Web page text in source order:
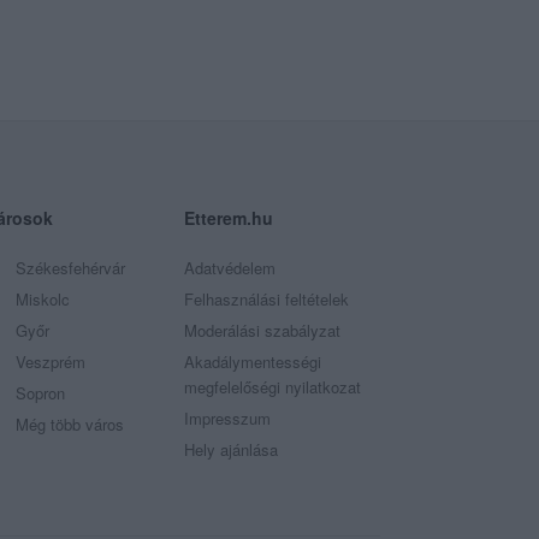
Székesfehérvár
Miskolc
Győr
Veszprém
Sopron
Még több város
Etterem.hu
Adatvédelem
Felhasználási feltételek
Moderálási szabályzat
Akadálymentességi
megfelelőségi nyilatkozat
Impresszum
Hely ajánlása